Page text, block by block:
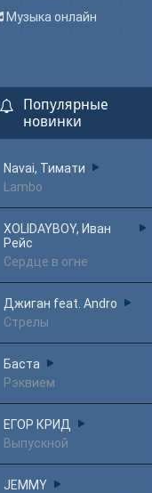
Музыка онлайн
Популярные
новинки
Navai, Тимати
Lambo
XOLIDAYBOY, Иван
Рейс
Сердце в огне
Джиган feat. Andro
Стрелы
Баста
Рэквием
ЕГОР КРИД
Выпускной
JEMMY